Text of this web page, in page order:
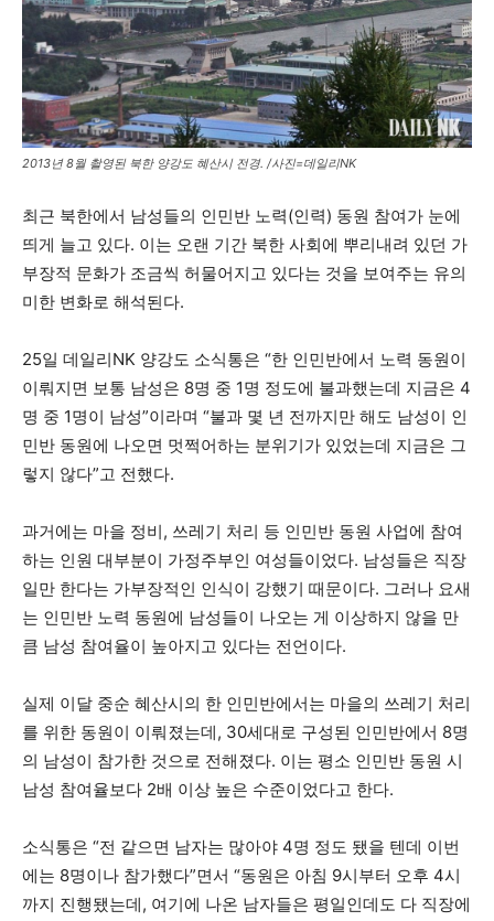
2013년 8월 촬영된 북한 양강도 혜산시 전경. /사진=데일리NK
최근 북한에서 남성들의 인민반 노력(인력) 동원 참여가 눈에
띄게 늘고 있다. 이는 오랜 기간 북한 사회에 뿌리내려 있던 가
부장적 문화가 조금씩 허물어지고 있다는 것을 보여주는 유의
미한 변화로 해석된다.
25일 데일리NK 양강도 소식통은 “한 인민반에서 노력 동원이
이뤄지면 보통 남성은 8명 중 1명 정도에 불과했는데 지금은 4
명 중 1명이 남성”이라며 “불과 몇 년 전까지만 해도 남성이 인
민반 동원에 나오면 멋쩍어하는 분위기가 있었는데 지금은 그
렇지 않다”고 전했다.
과거에는 마을 정비, 쓰레기 처리 등 인민반 동원 사업에 참여
하는 인원 대부분이 가정주부인 여성들이었다. 남성들은 직장
일만 한다는 가부장적인 인식이 강했기 때문이다. 그러나 요새
는 인민반 노력 동원에 남성들이 나오는 게 이상하지 않을 만
큼 남성 참여율이 높아지고 있다는 전언이다.
실제 이달 중순 혜산시의 한 인민반에서는 마을의 쓰레기 처리
를 위한 동원이 이뤄졌는데, 30세대로 구성된 인민반에서 8명
의 남성이 참가한 것으로 전해졌다. 이는 평소 인민반 동원 시
남성 참여율보다 2배 이상 높은 수준이었다고 한다.
소식통은 “전 같으면 남자는 많아야 4명 정도 됐을 텐데 이번
에는 8명이나 참가했다”면서 “동원은 아침 9시부터 오후 4시
까지 진행됐는데, 여기에 나온 남자들은 평일인데도 다 직장에